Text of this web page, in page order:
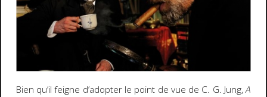
Bien qu’il feigne d’adopter le point de vue de C. G. Jung,A